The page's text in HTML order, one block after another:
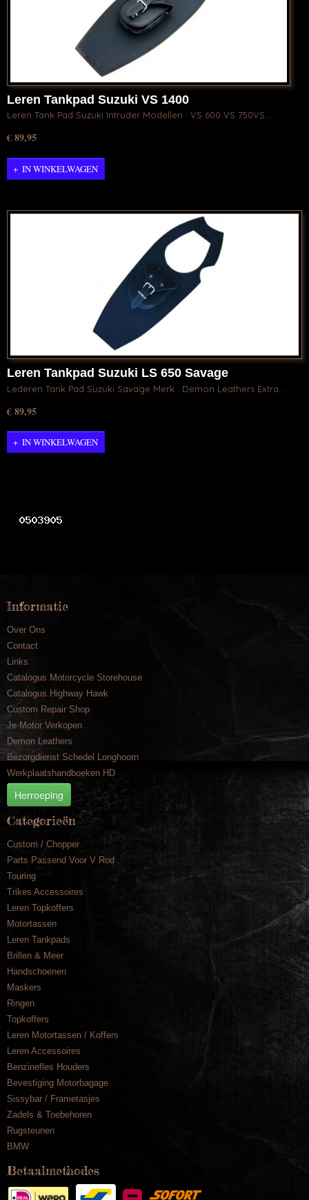
Leren Tankpad Suzuki VS 1400
Leren Tank Pad Suzuki Intruder Modellen : VS 600 VS 750VS…
€ 89,95
IN WINKELWAGEN
Leren Tankpad Suzuki LS 650 Savage
Lederen Tank Pad Suzuki Savage Merk : Demon Leathers Extra…
€ 89,95
IN WINKELWAGEN
Informatie
Over Ons
Contact
Links
Catalogus Motorcycle Storehouse
Catalogus Highway Hawk
Custom Repair Shop
Je Motor Verkopen
Demon Leathers
Bezorgdienst Schedel Longhoorn
Werkplaatshandboeken HD
Herroeping
Categorieën
Custom / Chopper
Parts Passend Voor V Rod
Touring
Trikes Accessoires
Leren Topkoffers
Motortassen
Leren Tankpads
Brillen & Meer
Handschoenen
Maskers
Ringen
Topkoffers
Leren Motortassen / Koffers
Leren Accessoires
Benzinefles Houders
Bevestiging Motorbagage
Sissybar / Frametasjes
Zadels & Toebehoren
Rugsteunen
BMW
Betaalmethodes